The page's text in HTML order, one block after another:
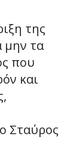
της
μην τα
που
και
Σταύρος